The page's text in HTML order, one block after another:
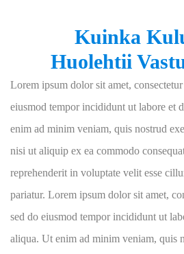
Kuinka
Huolehtii
Lorem ipsum dolor sit amet,
eiusmod tempor incididunt ut labore et
enim ad minim veniam, quis nostrud
nisi ut aliquip ex ea commodo
reprehenderit in voluptate velit esse
pariatur. Lorem ipsum dolor sit amet,
sed do eiusmod tempor incididunt ut
aliqua. Ut enim ad minim veniam, quis